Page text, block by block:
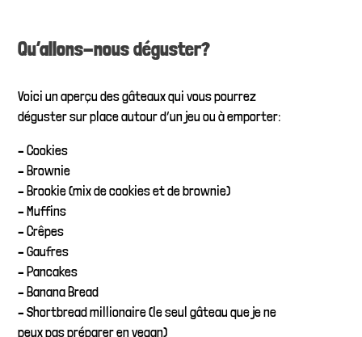
Qu’allons-nous déguster?
Voici un aperçu des gâteaux qui vous pourrez
déguster sur place autour d’un jeu ou à emporter:
– Cookies
– Brownie
– Brookie (mix de cookies et de brownie)
– Muffins
– Crêpes
– Gaufres
– Pancakes
– Banana Bread
– Shortbread millionaire (le seul gâteau que je ne
peux pas préparer en vegan)